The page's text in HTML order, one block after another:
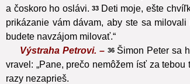
a čoskoro ho oslávi. 33 Deti moje, ešte
prikázanie vám dávam, aby ste sa
budete navzájom milovať.“
Výstraha Petrovi. –36 Šimon Peter sa
vravel: „Pane, prečo nemôžem ísť za tebou
razy nezaprieš.